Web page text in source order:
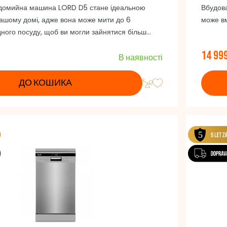
машина LORD D5 стане ідеальною
домі, адже вона може мити до 6
посуду, щоб ви могли зайнятися більш
В наявності
ДО КОШИКА
може
14